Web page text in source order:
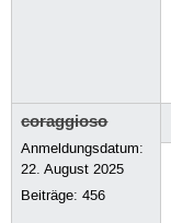
coraggioso
Anmeldungsdatum:
22. August 2025
Beiträge:456